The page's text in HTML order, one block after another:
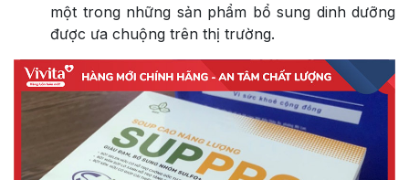
một trong những sản phẩm bổ sung dinh dưỡng
được ưa chuộng trên thị trường.